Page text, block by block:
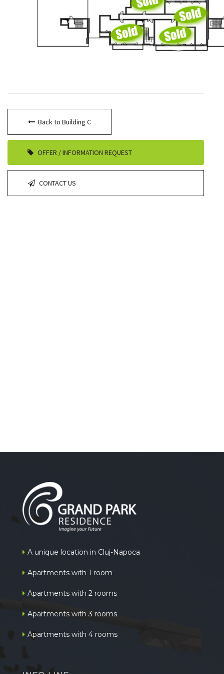
Back to Building C
OFFER / INFORMATION REQUEST
CONTACT US
A unique location in Cluj-Napoca
Apartments with 1 room
Apartments with 2 rooms
Apartments with 3 rooms
Apartments with 4 rooms